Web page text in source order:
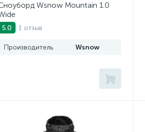
Wsnow Mountain 1.0
5.0 1 отзыв
Производитель Wsnow